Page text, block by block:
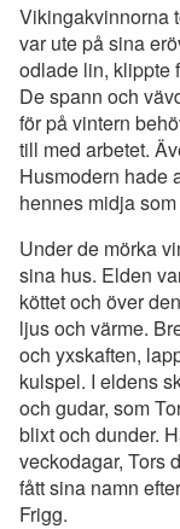
Vikingakvinnorna
var ute på sina
odlade lin, klippte
De spann och
för på vintern
till med arbetet.
Husmodern hade
hennes midja
Under de mörka
sina hus. Elden
köttet och över
ljus och värme.
och yxskaften,
kulspel. I eldens
och gudar, som
blixt och dunder.
veckodagar, Tors
fått sina namn
Frigg.